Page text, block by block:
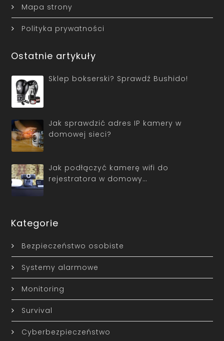
Mapa strony
Polityka prywatności
Ostatnie artykuły
Sklep bokserski? Sprawdź Bushido!
Jak sprawdzić adres IP kamery w
domowej sieci?
Jak podłączyć kamerę wifi do
rejestratora w domowy…
Kategorie
Bezpieczeństwo osobiste
Systemy alarmowe
Monitoring
Survival
Cyberbezpieczeństwo